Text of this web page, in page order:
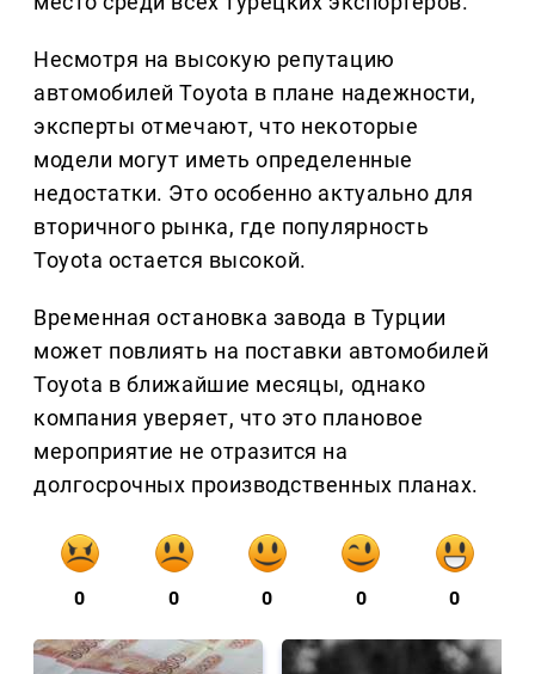
Несмотря на высокую репутацию
автомобилей Toyota в плане надежности,
эксперты отмечают, что некоторые
модели могут иметь определенные
недостатки. Это особенно актуально для
вторичного рынка, где популярность
Toyota остается высокой.
Временная остановка завода в Турции
может повлиять на поставки автомобилей
Toyota в ближайшие месяцы, однако
компания уверяет, что это плановое
мероприятие не отразится на
долгосрочных производственных планах.
0 0 0 0 0